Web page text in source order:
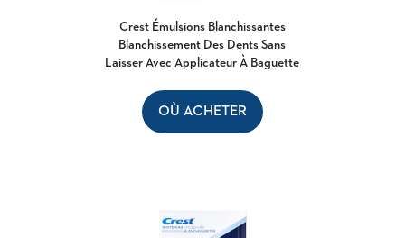
Crest Émulsions Blanchissantes
Blanchissement Des Dents Sans
Laisser Avec Applicateur À Baguette
OÙ ACHETER